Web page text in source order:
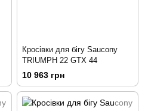
Кросівки для бігу Saucony
TRIUMPH 22 GTX 44
10 963 грн